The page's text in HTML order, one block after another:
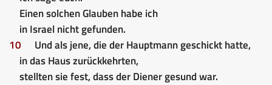
Einen solchen Glauben habe ich
in Israel nicht gefunden.
10
Und als jene, die der Hauptmann geschickt hatte,
in das Haus zurückkehrten,
stellten sie fest, dass der Diener gesund war.